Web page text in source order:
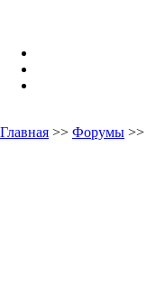
Главная >> Форумы >>